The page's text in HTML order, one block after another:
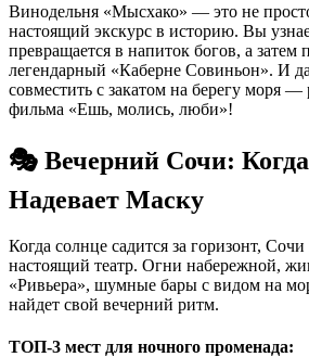
Винодельня «Мысхако» — это не
настоящий экскурс в историю. Вы
превращается в напиток богов, а затем
легендарный «Каберне Совиньон». И
совместить с закатом на берегу моря
фильма «Ешь, молись, люби»!
🎭 Вечерний Сочи:
Надевает Маску
Когда солнце садится за горизонт,
настоящий театр. Огни набережной,
«Ривьера», шумные бары с видом на
найдет свой вечерний ритм.
ТОП-3 мест для ночного променада: